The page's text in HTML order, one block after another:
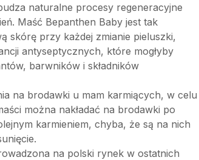
naturalne procesy regeneracyjne
Maść Bepanthen Baby jest tak
skórę przy każdej zmianie pieluszki,
antyseptycznych, które mogłyby
barwników i składników
na brodawki u mam karmiących, w celu
można nakładać na brodawki po
karmieniem, chyba, że są na nich
na polski rynek w ostatnich